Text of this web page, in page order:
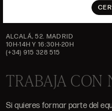
DÓNDE
ALCALÁ, 52. MADRID
10H-14H Y 16:30H-20H
(+34) 915 328 515
TRABAJA CON
Si quieres formar parte del